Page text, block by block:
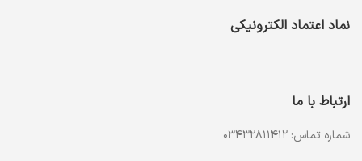
نماد اعتماد الکترونیکی
ارتباط با ما
شماره تماس: 03432811412